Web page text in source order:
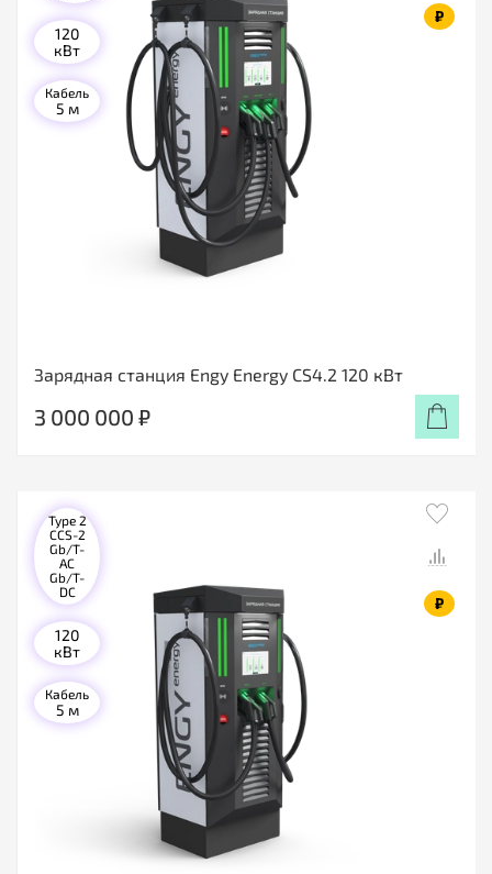
Зарядная станция Engy Energy CS4.2 120 кВт
₽
120
кВт
Кабель
5 м
3 000 000 ₽
₽
Type 2
CCS-2
Gb/T-
AC
Gb/T-
DC
120
кВт
Кабель
5 м